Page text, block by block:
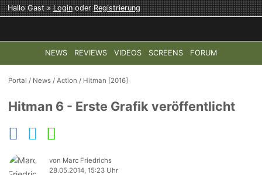
Hallo Gast »LoginoderRegistrierung
NEWS REVIEWS VIDEOS SCREENS FORUM
TOP-THEMEN: COD: MODERN WARFARE 4 HALO:
Portal / News /Action / Hitman [2016]
Hitman 6 - Erste Grafik veröffentlicht
von Marc Friedrichs
28.05.2014, 15:23 Uhr